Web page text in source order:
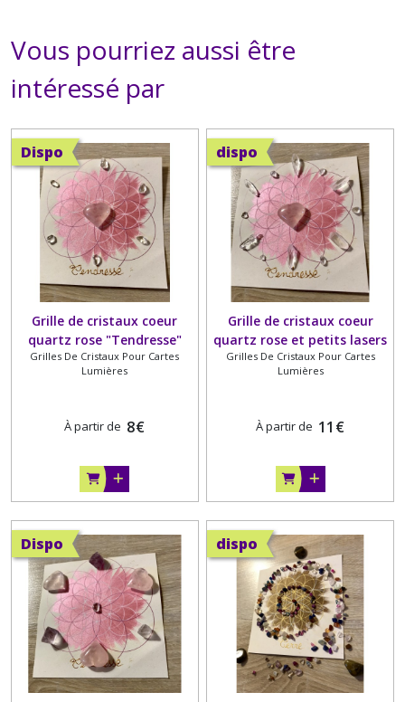
Vous pourriez aussi être
intéressé par
Dispo
Grille de cristaux coeur
quartz rose "Tendresse"
Grilles De Cristaux Pour Cartes
Lumières
À partir de 8€
dispo
Grille de cristaux coeur
quartz rose et petits lasers
"Tendresse"
Grilles De Cristaux Pour Cartes
Lumières
À partir de 11 €
Dispo dispo